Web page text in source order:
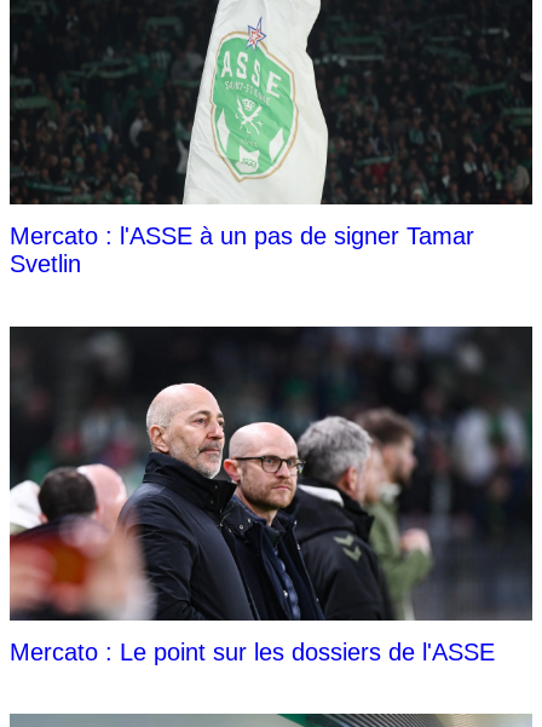
Mercato : l'ASSE à un pas de signer Tamar
Svetlin
Mercato : Le point sur les dossiers de l'ASSE